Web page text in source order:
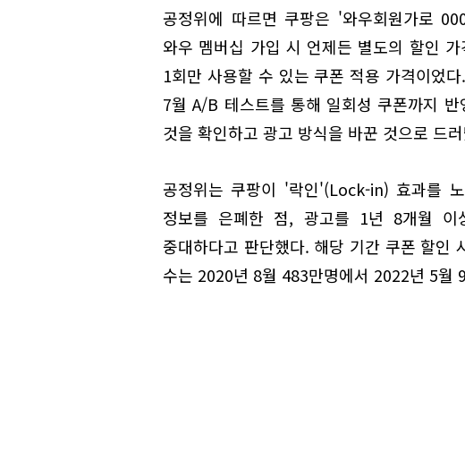
공정위에 따르면 쿠팡은 '와우회원가로
와우 멤버십 가입 시 언제든 별도의 할인
1회만 사용할 수 있는 쿠폰 적용 가격이었
7월 A/B 테스트를 통해 일회성 쿠폰까지
것을 확인하고 광고 방식을 바꾼 것으로 드
공정위는 쿠팡이 '락인'(Lock-in) 효과를
정보를 은폐한 점, 광고를 1년 8개월
중대하다고 판단했다. 해당 기간 쿠폰 할인
수는 2020년 8월 483만명에서 2022년 5월